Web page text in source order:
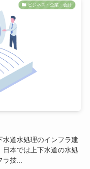
ビジネス・企業・会計
道水処理のインフラ建
本では上下水道の水処
ラ技...